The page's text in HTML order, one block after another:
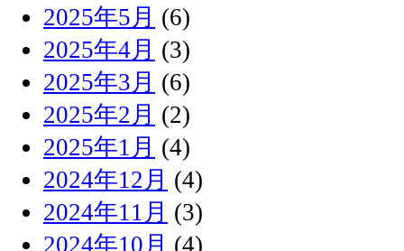
2025年5月 (6)
2025年4月 (3)
2025年3月 (6)
2025年2月 (2)
2025年1月 (4)
2024年12月 (4)
2024年11月 (3)
2024年10月 (4)